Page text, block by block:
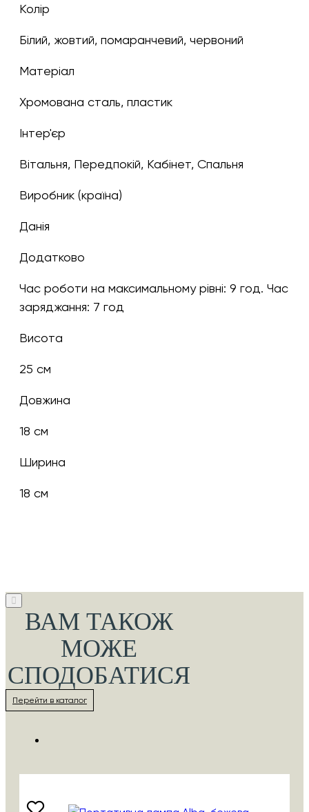
Колір
білий, жовтий, помаранчевий, червоний
Матеріал
хромована сталь, пластик
Інтер'єр
Вітальня, Передпокій, Кабінет, Спальня
Виробник (країна)
Данія
Додатково
Час роботи на максимальному рівні: 9 год. Час
заряджання: 7 год
Висота
25 см
Довжина
18 см
Ширина
18 см
ВАМ ТАКОЖ
МОЖЕ
СПОДОБАТИСЯ
Перейти в каталог